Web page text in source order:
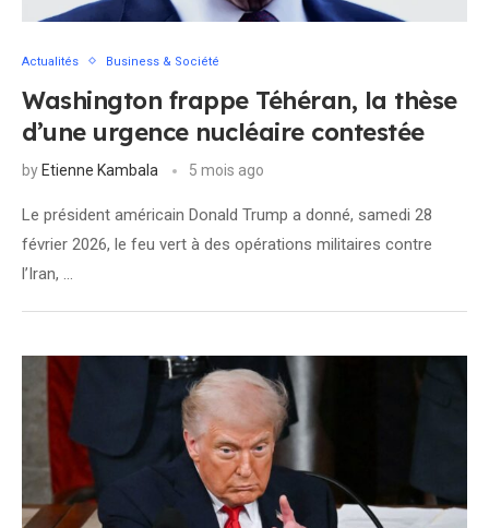
Actualités Business & Société
Washington frappe Téhéran, la thèse
d’une urgence nucléaire contestée
by Etienne Kambala 5 mois ago
Le président américain Donald Trump a donné, samedi 28
février 2026, le feu vert à des opérations militaires contre
l’Iran, …